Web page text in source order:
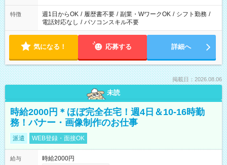
特徴 週1日からOK / 履歴書不要 / 副業・WワークOK / シフト勤務 /
電話対応なし / パソコンスキル不要
気になる！ 応募する 詳細へ
掲載日：2026.08.06
未読
時給2000円＊ほぼ完全在宅！週4日＆10-16時勤
務！バナー・画像制作のお仕事
派遣 WEB登録・面接OK
給与 時給2000円